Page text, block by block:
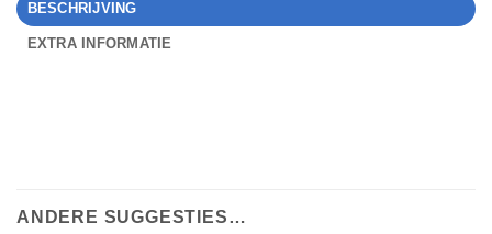
BESCHRIJVING
EXTRA INFORMATIE
ANDERE SUGGESTIES…